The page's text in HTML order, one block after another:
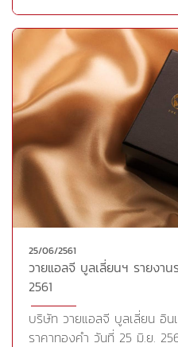
25/06/2561
วายแอลจี บูลเลี่ยนฯ รายงา
2561
บริษัท วายแอลจี บูลเลี่ยน อิน
ราคาทองคำ วันที่ 25 มิ.ย.